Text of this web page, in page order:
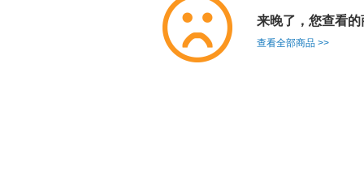
来晚了，您查看
查看全部商品 >>